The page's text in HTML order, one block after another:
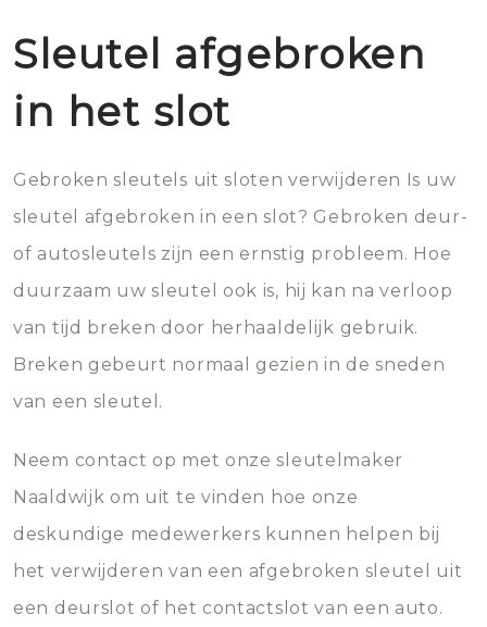
Sleutel afgebroken
in het slot
Gebroken sleutels uit sloten verwijderen Is uw
sleutel afgebroken in een slot? Gebroken deur-
of autosleutels zijn een ernstig probleem. Hoe
duurzaam uw sleutel ook is, hij kan na verloop
van tijd breken door herhaaldelijk gebruik.
Breken gebeurt normaal gezien in de sneden
van een sleutel.
Neem contact op met onze sleutelmaker
Naaldwijk om uit te vinden hoe onze
deskundige medewerkers kunnen helpen bij
het verwijderen van een afgebroken sleutel uit
een deurslot of het contactslot van een auto.